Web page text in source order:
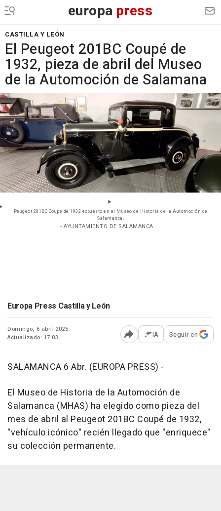
europa press
CASTILLA Y LEÓN
El Peugeot 201BC Coupé de
1932, pieza de abril del Museo
de la Automoción de Salamana
Peugeot 201BC Coupé de 1932 expuesto en el Museo de Historia de la Automoción de
Salamanca.
- AYUNTAMIENTO DE SALAMANCA
Europa Press Castilla y León
Domingo, 6 abril 2025
Actualizado: 17:03
Abrir opciones para
IA Seguir en
SALAMANCA 6 Abr. (EUROPA PRESS) -
El Museo de Historia de la Automoción de
Salamanca (MHAS) ha elegido como pieza del
mes de abril al Peugeot 201BC Coupé de 1932,
"vehículo icónico" recién llegado que "enriquece"
su colección permanente.